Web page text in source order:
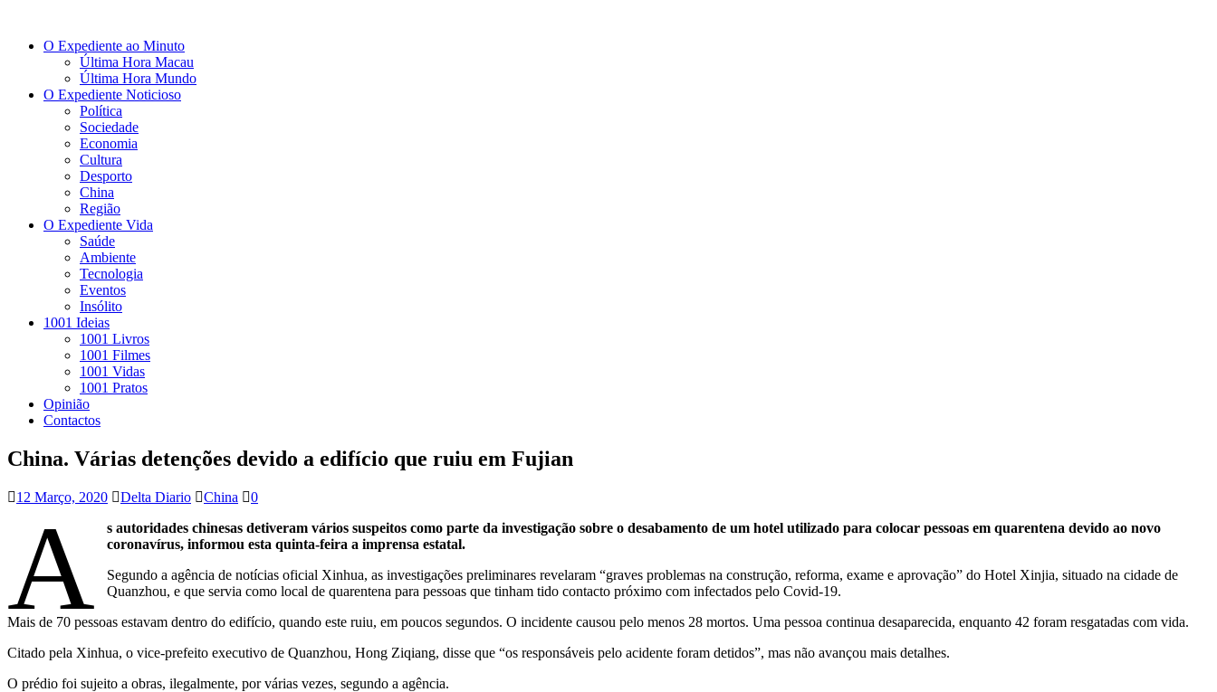
O Expediente ao Minuto
Última Hora Macau
Última Hora Mundo
O Expediente Noticioso
Política
Sociedade
Economia
Cultura
Desporto
China
Região
O Expediente Vida
Saúde
Ambiente
Tecnologia
Eventos
Insólito
1001 Ideias
1001 Livros
1001 Filmes
1001 Vidas
1001 Pratos
Opinião
Contactos
China. Várias detenções devido a edifício que ruiu em Fujian
12 Março, 2020 Delta Diario China 0
A
s autoridades chinesas detiveram vários suspeitos como parte da investigação sobre o desabamento de um hotel utilizado para colocar pessoas em quarentena devido ao novo
coronavírus, informou esta quinta-feira a imprensa estatal.
Segundo a agência de notícias oficial Xinhua, as investigações preliminares revelaram “graves problemas na construção, reforma, exame e aprovação” do Hotel Xinjia, situado na cidade de
Quanzhou, e que servia como local de quarentena para pessoas que tinham tido contacto próximo com infectados pelo Covid-19.
Mais de 70 pessoas estavam dentro do edifício, quando este ruiu, em poucos segundos. O incidente causou pelo menos 28 mortos. Uma pessoa continua desaparecida, enquanto 42 foram resgatadas com vida.
Citado pela Xinhua, o vice-prefeito executivo de Quanzhou, Hong Ziqiang, disse que “os responsáveis pelo acidente foram detidos”, mas não avançou mais detalhes.
O prédio foi sujeito a obras, ilegalmente, por várias vezes, segundo a agência.